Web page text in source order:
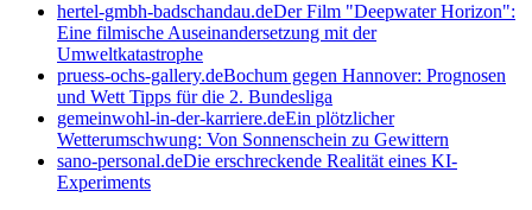
hertel-gmbh-badschandau.deDer Film "Deepwater Horizon":
Eine filmische Auseinandersetzung mit der
Umweltkatastrophe
pruess-ochs-gallery.deBochum gegen Hannover: Prognosen
und Wett Tipps für die 2. Bundesliga
gemeinwohl-in-der-karriere.deEin plötzlicher
Wetterumschwung: Von Sonnenschein zu Gewittern
sano-personal.deDie erschreckende Realität eines KI-
Experiments